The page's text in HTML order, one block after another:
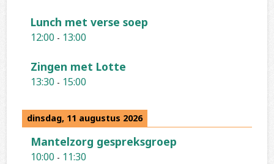
Lunch met verse soep
12:00 - 13:00
Zingen met Lotte
13:30 - 15:00
dinsdag, 11 augustus 2026
Mantelzorg gespreksgroep
10:00 - 11:30